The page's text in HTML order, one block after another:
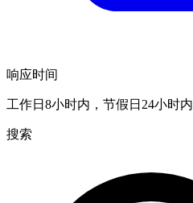
响应时间
工作日8小时内，节假日24小时内
搜索